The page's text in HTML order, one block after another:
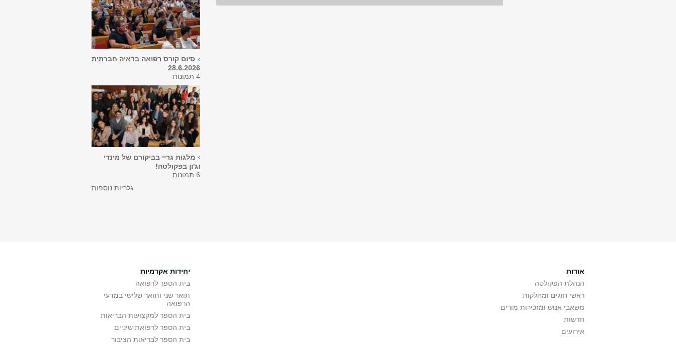
סיום קורס רפואה בראיה חברתית
28.6.2026
4 תמונות
מלגות גריי בביקורם של מינדי
וג'ון בפקולטה!
6 תמונות
גלריות נוספות
אודות
הנהלת הפקולטה
ראשי חוגים ומחלקות
משאבי אנוש ומזכירות מורים
חדשות
אירועים
יחידות אקדמיות
בית הספר לרפואה
תואר שני ותואר שלישי במדעי
הרפואה
בית הספר למקצועות הבריאות
בית הספר לרפואת שיניים
בית הספר לבריאות הציבור